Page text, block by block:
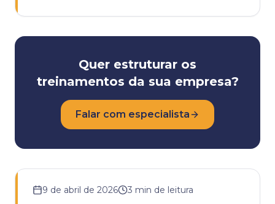
Quer estruturar os
treinamentos da sua empresa?
Falar com especialista
9 de abril de 2026 3 min de leitura